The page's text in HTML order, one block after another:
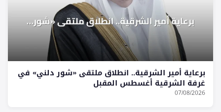
برعاية أمير الشرقية.. انطلاق ملتقى «شور دلني» في
غرفة الشرقية أغسطس المقبل
07/08/2026